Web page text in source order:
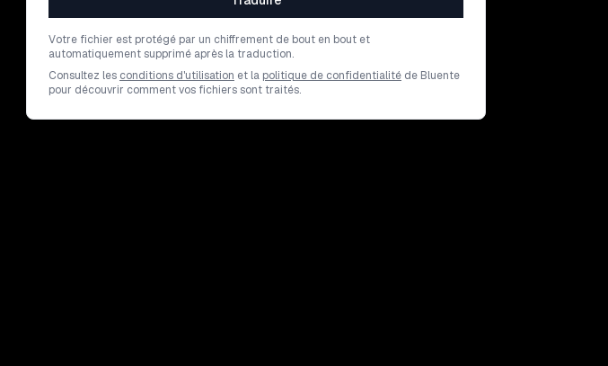
Votre fichier est protégé par un chiffrement de bout en bout et
automatiquement supprimé après la traduction.
Consultez les conditions d'utilisation et la politique de confidentialité de Bluente
pour découvrir comment vos fichiers sont traités.